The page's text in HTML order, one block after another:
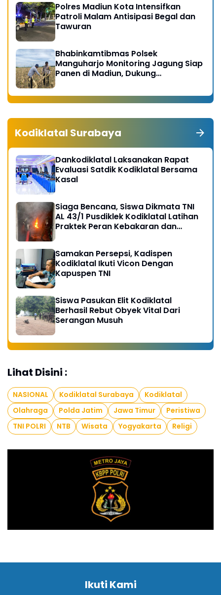
Polres Madiun Kota Intensifkan
Patroli Malam Antisipasi Begal dan
Tawuran
Bhabinkamtibmas Polsek
Manguharjo Monitoring Jagung Siap
Panen di Madiun, Dukung
Kodiklatal Surabaya
Dankodiklatal Laksanakan Rapat
Evaluasi Satdik Kodiklatal Bersama
Kasal
Siaga Bencana, Siswa Dikmata TNI
AL 43/1 Pusdiklek Kodiklatal Latihan
Praktek Peran Kebakaran dan
Samakan Persepsi, Kadispen
Kodiklatal Ikuti Vicon Dengan
Kapuspen TNI
Siswa Pasukan Elit Kodiklatal
Berhasil Rebut Obyek Vital Dari
Serangan Musuh
Lihat Disini :
NASIONAL Kodiklatal Surabaya
Kodiklatal
Olahraga
Polda Jatim Jawa Timur
Peristiwa
TNI POLRI
NTB Wisata Yogyakarta Religi
Ikuti Kami